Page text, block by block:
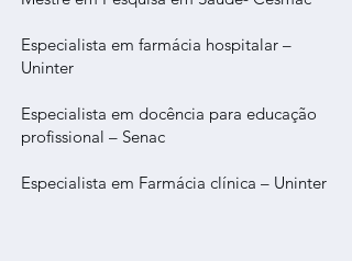
Especialista em farmácia hospitalar –
Uninter
Especialista em docência para educação
profissional – Senac
Especialista em Farmácia clínica – Uninter